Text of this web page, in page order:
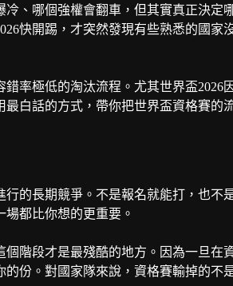
、哪個強權會翻車，但其實真正決定
快開踢，才突然發現有些熟悉的國家
率極低的淘汰流程。尤其世界盃2026
白話的方式，帶你把世界盃資格賽的
的長期競爭。不是報名就能打，也不
都比你想的更重要。
階段才是最殘酷的地方。因為一旦在
份。對國家隊來說，資格賽輸掉的不